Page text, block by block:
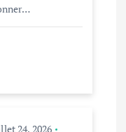
24, 2026